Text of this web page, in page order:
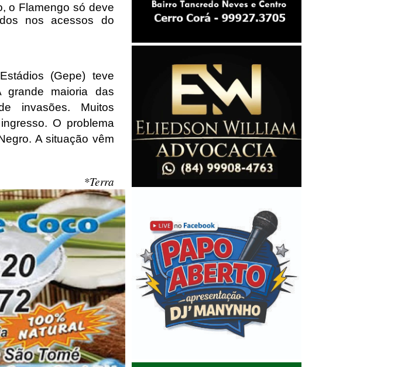
o Flamengo só deve
nos acessos do
(Gepe) teve
maioria das
invasões. Muitos
O problema
A situação vêm
*Terra